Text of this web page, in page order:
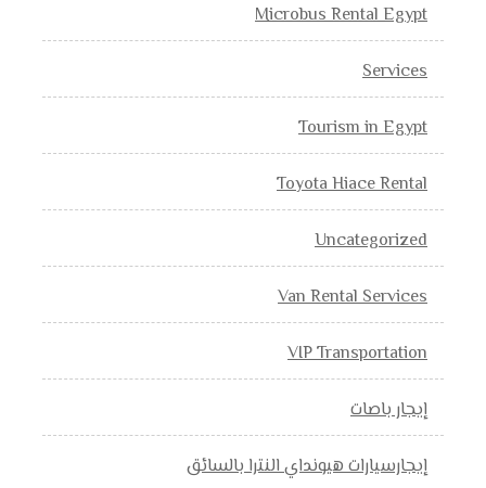
Microbus Rental Egypt
Services
Tourism in Egypt
Toyota Hiace Rental
Uncategorized
Van Rental Services
VIP Transportation
إيجار باصات
إيجارسيارات هيونداي النترا بالسائق